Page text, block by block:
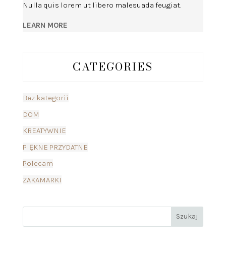
Nulla quis lorem ut libero malesuada feugiat.
LEARN MORE
CATEGORIES
Bez kategorii
DOM
KREATYWNIE
PIĘKNE PRZYDATNE
Polecam
ZAKAMARKI